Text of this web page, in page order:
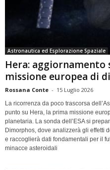
Astronautica ed Esplorazione Spaziale
Hera: aggiornamento
missione europea di
Rossana Conte - 15 Luglio 2026
La ricorrenza da poco trascorsa
punto su Hera, la prima missione
planetaria. La sonda dell’ESA si
Dimorphos, dove analizzerà gli effetti
e raccoglierà dati fondamentali per il
minacce asteroidali